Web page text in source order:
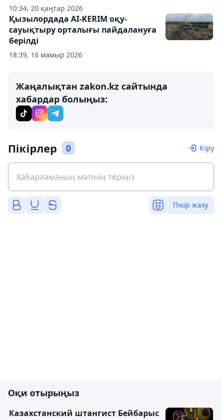
10:34, 20 қаңтар 2026
18:39, 16 мамыр 2026
Қызылордада AI-KERIM оқу-
сауықтыру орталығы пайдалануға
берілді
Жаңалықтан zakon.kz сайтында
хабардар болыңыз:
Пікірлер 0 Кіру
Пікір жазу
Оқи отырыңыз
Казахстанский штангист Бейбарыс